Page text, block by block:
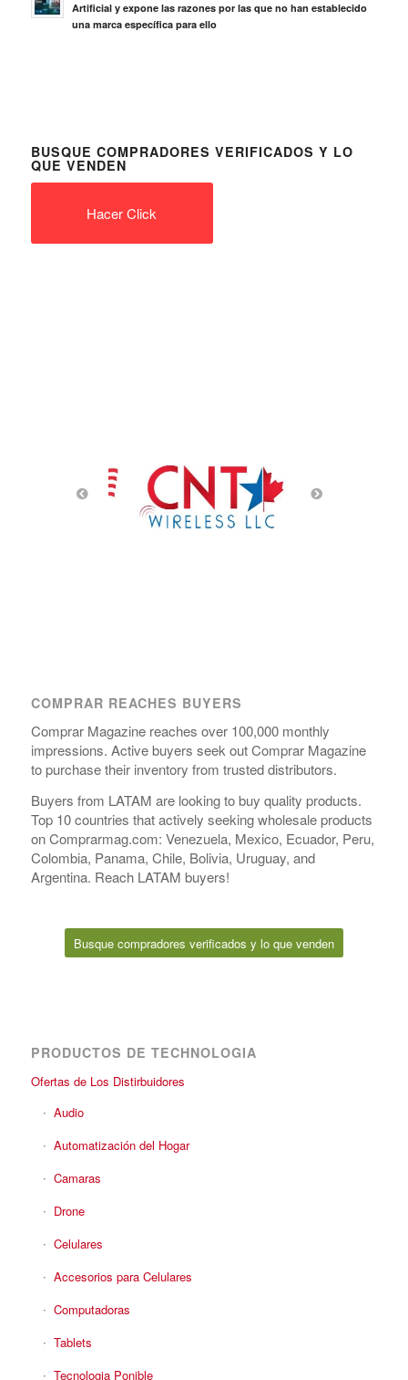
Artificial y expone las razones por las que no han establecido
una marca específica para ello
BUSQUE COMPRADORES VERIFICADOS Y LO
QUE VENDEN
Hacer Click
COMPRAR REACHES BUYERS
Comprar Magazine reaches over 100,000 monthly
impressions. Active buyers seek out Comprar Magazine
to purchase their inventory from trusted distributors.
Buyers from LATAM are looking to buy quality products.
Top 10 countries that actively seeking wholesale products
on Comprarmag.com: Venezuela, Mexico, Ecuador, Peru,
Colombia, Panama, Chile, Bolivia, Uruguay, and
Argentina. Reach LATAM buyers!
Busque compradores verificados y lo que venden
PRODUCTOS DE TECHNOLOGIA
Ofertas de Los Distirbuidores
Audio
Automatización del Hogar
Camaras
Drone
Celulares
Accesorios para Celulares
Computadoras
Tablets
Tecnologia Ponible